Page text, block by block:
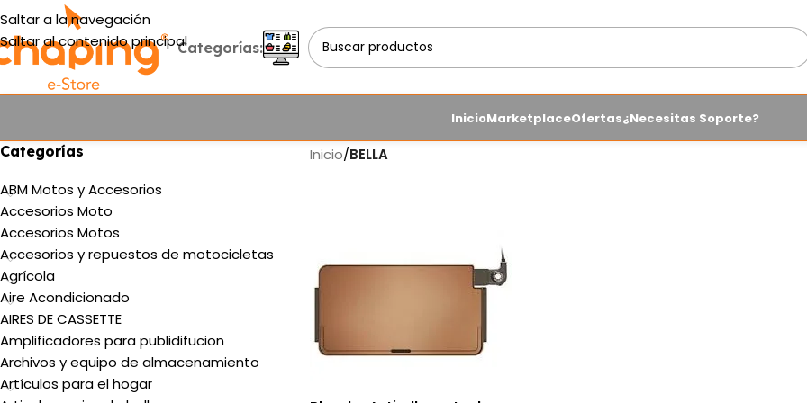
Saltar a la navegación
Saltar al contenido principalCategorías:
InicioMarketplaceOfertas¿Necesitas Soporte?
Categorías
ABM Motos y Accesorios
Accesorios Moto
Accesorios Motos
Accesorios y repuestos de motocicletas
Agrícola
Aire Acondicionado
AIRES DE CASSETTE
Amplificadores para publidifucion
Archivos y equipo de almacenamiento
Artículos para el hogar
Inicio/BELLA